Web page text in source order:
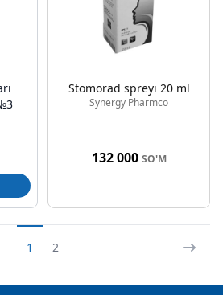
Stomorad spreyi 20 ml
Synergy Pharmco
132 000 SO'M
1 2